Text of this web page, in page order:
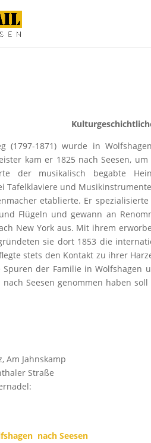
(1797-1871) wurde in
kam er 1825 nach Seesen,
der musikalisch begabte
Tafelklaviere und
etablierte. Er spezialisierte
Flügeln und gewann an
New York aus. Mit ihrem
sie dort 1853 die
stets den Kontakt zu ihrer
der Familie in Wolfshagen
Seesen genommen haben
Am Jahnskamp
Straße
nach Seesen